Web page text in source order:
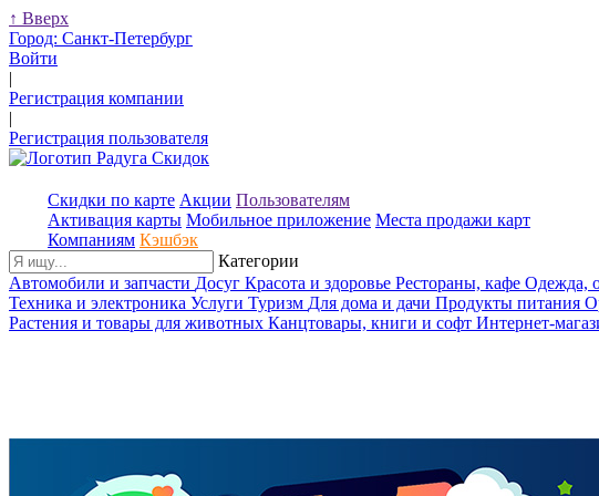
↑ Вверх
Город: Санкт-Петербург
Войти
|
Регистрация компании
|
Регистрация пользователя
Скидки по карте Акции Пользователям
Активация карты Мобильное приложение Места продажи карт
Компаниям Кэшбэк
Категории
Автомобили и запчасти Досуг Красота и здоровье Рестораны, кафе Одежда,
Техника и электроника Услуги Туризм Для дома и дачи Продукты питания
Растения и товары для животных Канцтовары, книги и софт Интернет-